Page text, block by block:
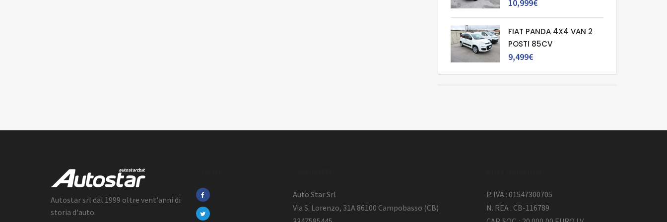
10,999€
FIAT PANDA 4X4 VAN 2
POSTI 85CV
9,499€
Autostar srl dal 1999 oltre vent'anni di
storia d'auto.
Auto Star Srl
Via S. Lorenzo, 31A 86100 Campobasso (CB)
P. IVA : 01547300705
N. REA : CB-116789